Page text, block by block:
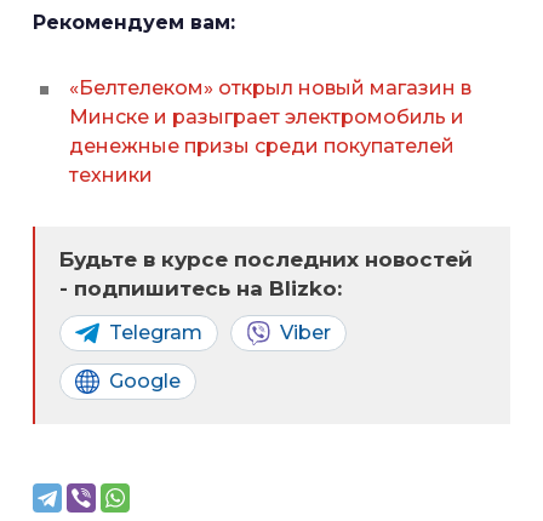
Рекомендуем вам:
«Белтелеком» открыл новый магазин в
Минске и разыграет электромобиль и
денежные призы среди покупателей
техники
Будьте в курсе последних новостей
- подпишитесь на Blizko:
Telegram Viber
Google